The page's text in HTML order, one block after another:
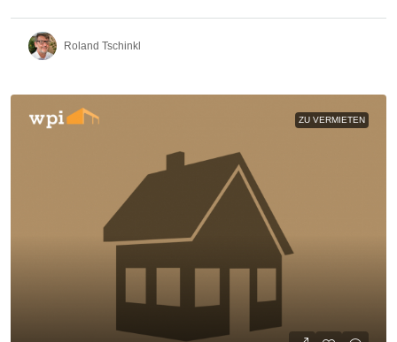
Roland Tschinkl
ZU VERMIETEN